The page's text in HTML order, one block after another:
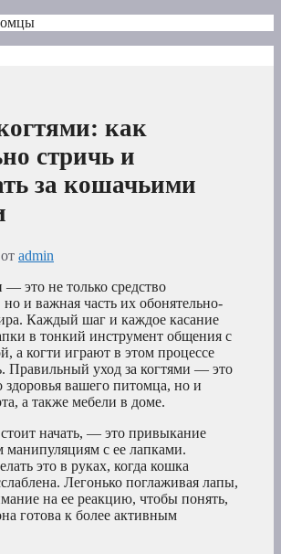
как
стричь и
за кошачьими
от admin
это не только средство
и важная часть их обонятельно-
Каждый шаг и каждое касание
в тонкий инструмент общения с
а когти играют в этом процессе
Правильный уход за когтями — это
здоровья вашего питомца, но и
а также мебели в доме.
начать, — это привыкание
с ее лапками.
это в руках, когда кошка
Легонько поглаживая лапы,
на ее реакцию, чтобы понять,
готова к более активным